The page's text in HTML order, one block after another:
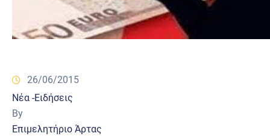
26/06/2015
Νέα -Ειδήσεις
By
Επιμελητήριο Άρτας